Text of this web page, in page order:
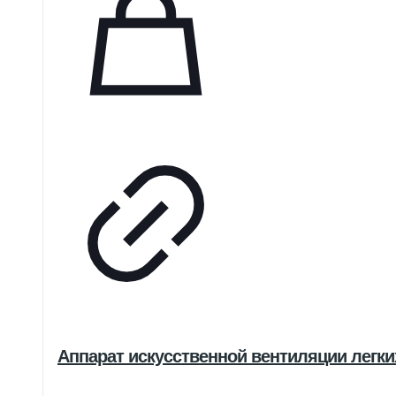
Аппарат искусственной вентиляции